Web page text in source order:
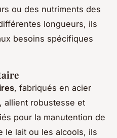
ou des nutriments des
longueurs, ils
besoins spécifiques
, fabriqués en acier
allient robustesse et
pour la manutention de
le lait ou les alcools, ils